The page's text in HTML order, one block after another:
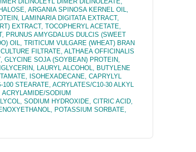
ARGANIA SPINOSA KERNEL OIL,
LAMINARIA DIGITATA EXTRACT,
EXTRACT, TOCOPHERYL ACETATE,
PRUNUS AMYGDALUS DULCIS (SWEET
OIL, TRITICUM VULGARE (WHEAT) BRAN
FILTRATE, ALTHAEA OFFICINALIS
GLYCINE SOJA (SOYBEAN) PROTEIN,
LAURYL ALCOHOL, BUTYLENE
ISOHEXADECANE, CAPRYLYL
STEARATE, ACRYLATES/C10-30 ALKYL
SODIUM
SODIUM HYDROXIDE, CITRIC ACID,
POTASSIUM SORBATE,